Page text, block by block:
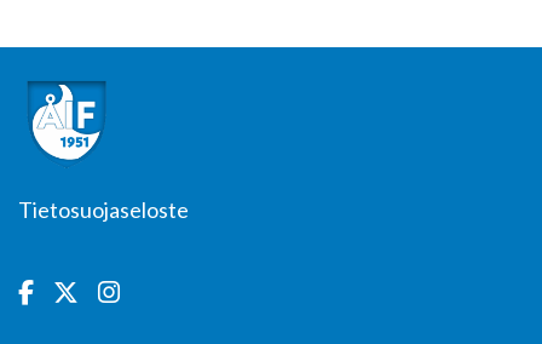
Tietosuojaseloste